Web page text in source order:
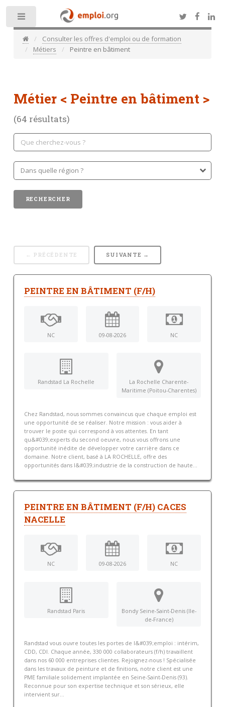
Consulter les offres d'emploi ou de formation
Métiers
Peintre en bâtiment
Métier < Peintre en bâtiment >
(64 résultats)
← PRÉCÉDENTE SUIVANTE →
PEINTRE EN BÂTIMENT (F/H)
NC 09-08-2026 NC
Randstad La Rochelle
La Rochelle Charente-
Maritime (Poitou-Charentes)
Chez Randstad, nous sommes convaincus que chaque emploi est
une opportunité de se réaliser. Notre mission : vous aider à
trouver le poste qui correspond à vos attentes. En tant
qu&#039;experts du second oeuvre, nous vous offrons une
opportunité inédite de développer votre carrière dans ce
domaine. Notre client, basé à LA ROCHELLE, offre des
opportunités dans l&#039;industrie de la construction de haute...
PEINTRE EN BÂTIMENT (F/H) CACES
NACELLE
NC 09-08-2026 NC
Randstad Paris
Bondy Seine-Saint-Denis (Ile-
de-France)
Randstad vous ouvre toutes les portes de l&#039;emploi : intérim,
CDD, CDI. Chaque année, 330 000 collaborateurs (f/h) travaillent
dans nos 60 000 entreprises clientes. Rejoignez-nous ! Spécialisée
dans les travaux de peinture et de finitions, notre client est une
PME familiale solidement implantée en Seine-Saint-Denis (93).
Reconnue pour son expertise technique et son sérieux, elle
intervient sur...
Toggle